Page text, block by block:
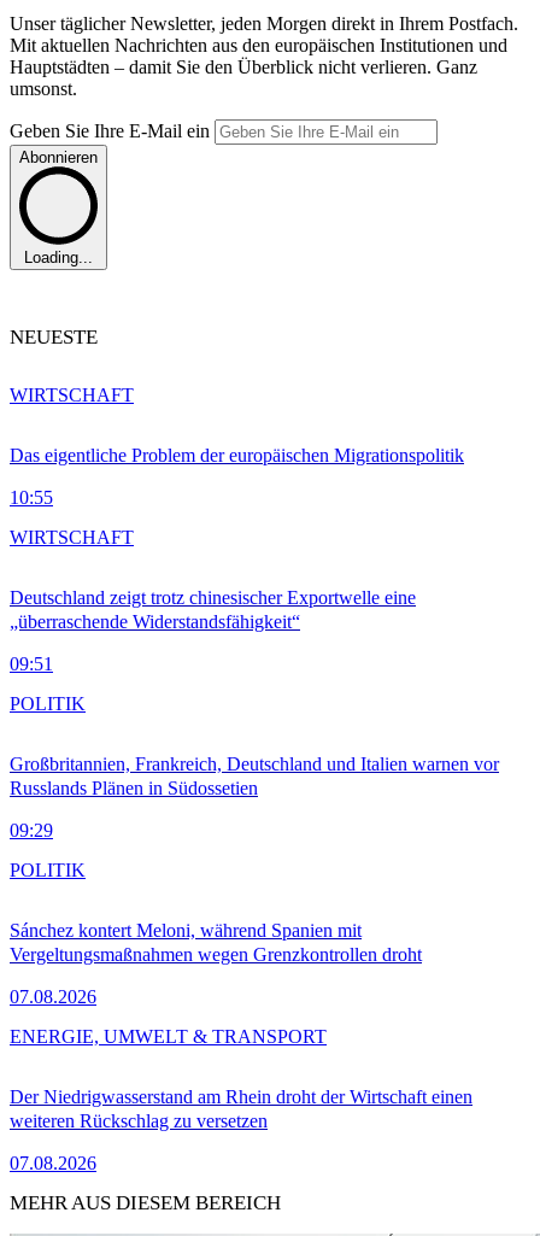
Unser täglicher Newsletter, jeden Morgen direkt in Ihrem Postfach.
Mit aktuellen Nachrichten aus den europäischen Institutionen und
Hauptstädten – damit Sie den Überblick nicht verlieren. Ganz
umsonst.
Geben Sie Ihre E-Mail ein
Abonnieren
Loading...
NEUESTE
Das eigentliche Problem der europäischen Migrationspolitik
10:55
WIRTSCHAFT
Deutschland zeigt trotz chinesischer Exportwelle eine
„überraschende Widerstandsfähigkeit“
09:51
WIRTSCHAFT
Großbritannien, Frankreich, Deutschland und Italien warnen vor
Russlands Plänen in Südossetien
09:29
POLITIK
Sánchez kontert Meloni, während Spanien mit
Vergeltungsmaßnahmen wegen Grenzkontrollen droht
07.08.2026
POLITIK
Der Niedrigwasserstand am Rhein droht der Wirtschaft einen
weiteren Rückschlag zu versetzen
07.08.2026
ENERGIE, UMWELT & TRANSPORT
MEHR AUS DIESEM BEREICH